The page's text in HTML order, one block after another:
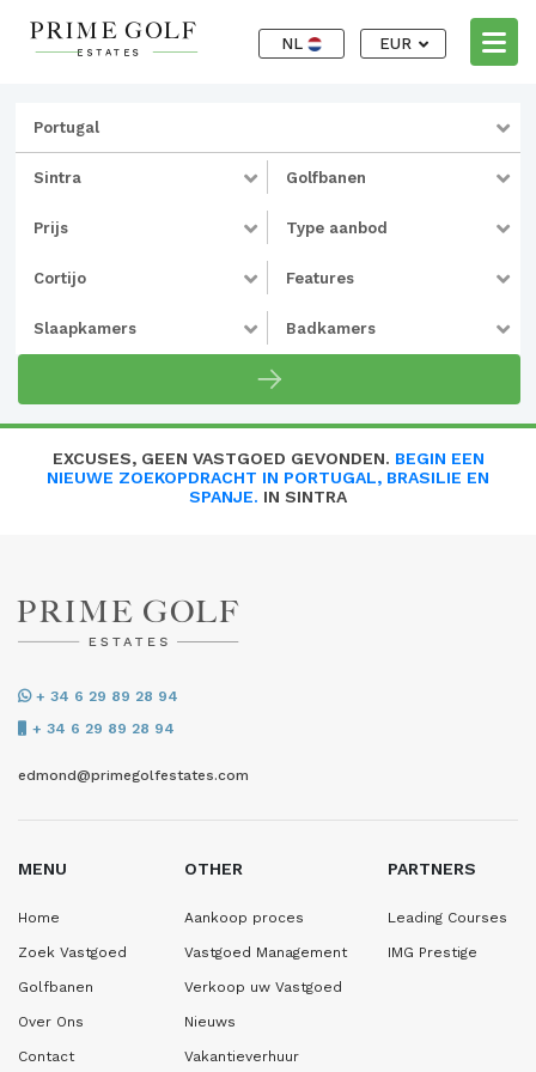
NL EUR
Portugal
Sintra Golfbanen
Prijs Type aanbod
Cortijo Features
Slaapkamers Badkamers
EXCUSES, GEEN VASTGOED GEVONDEN. BEGIN EEN
NIEUWE ZOEKOPDRACHT IN PORTUGAL, BRASILIE EN
SPANJE. IN SINTRA
+ 34 6 29 89 28 94
+ 34 6 29 89 28 94
edmond@primegolfestates.com
MENU
Home
Zoek Vastgoed
Golfbanen
Over Ons
Contact
OTHER
Aankoop proces
Vastgoed Management
Verkoop uw Vastgoed
Nieuws
Vakantieverhuur
PARTNERS
Leading Courses
IMG Prestige